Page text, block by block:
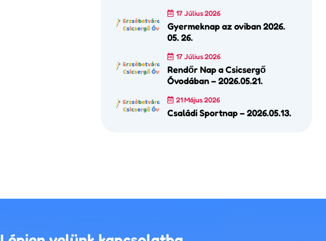
17 Július 2026
Gyermeknap az oviban 2026.
05. 26.
17 Július 2026
Rendőr Nap a Csicsergő
Óvodában – 2026.05.21.
21 Május 2026
Családi Sportnap – 2026.05.13.